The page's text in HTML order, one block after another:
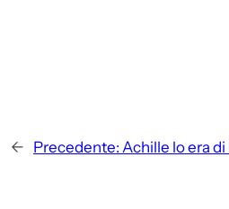
← Precedente: Achille lo era